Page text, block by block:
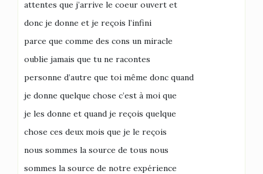
attentes que j’arrive le coeur ouvert et
donc je donne et je reçois l’infini
parce que comme des cons un miracle
oublie jamais que tu ne racontes
personne d’autre que toi même donc quand
je donne quelque chose c’est à moi que
je les donne et quand je reçois quelque
chose ces deux mois que je le reçois
nous sommes la source de tous nous
sommes la source de notre expérience